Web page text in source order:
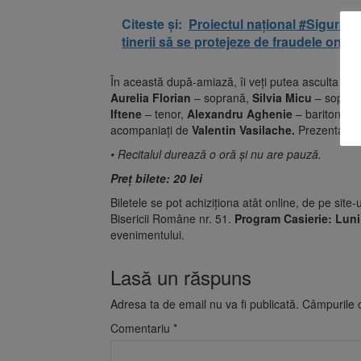
Citeste și: Proiectul național
tinerii să se protejeze de fraudele
În această după-amiază, îi veți putea asculta
Aurelia Florian – soprană, Silvia Micu –
Iftene – tenor, Alexandru Aghenie – bariton,
acompaniați de Valentin Vasilache.
• Recitalul durează o oră și nu are pauză.
Preț bilete: 20 lei
Biletele se pot achiziționa atât online, de pe site-
Bisericii Române nr. 51. Program Casierie:
evenimentului.
Lasă un răspuns
Adresa ta de email nu va fi publicată. Câmpurile
Comentariu *